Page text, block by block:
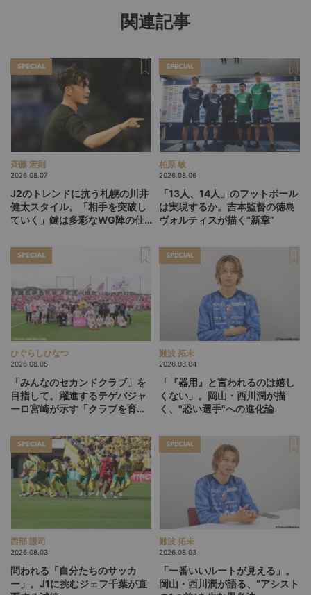
関連記事
SPECIAL
斉藤 宏則
2026.08.07
J2のトレンドに抗う札幌の川井
健太スタイル。「相手を突破し
ていく」鍵は多彩なWG陣の仕
SPECIAL
柏原 敏
2026.08.06
「13人、14人」のフットボール
は実現するか。吉本監督の徳島
ヴォルティスが描く“新章”
SPECIAL
ひぐらしひなつ
2026.08.05
「みんなのセカンドクラブ」を
目指して。躍進するテゲバジャ
ーロ宮崎が示す「クラブを育て
SPECIAL
難波 拓未
2026.08.04
「『器用』と言われるのは嬉し
くない」。岡山・西川潤が描
く、"恐い選手"への進化論
SPECIAL
西部 謙司
2026.08.03
問われる「自分たちのサッカ
ー」。J1に挑むジェフ千葉が直
SPECIAL
難波 拓未
2026.08.03
「一番いいルートが見える」。
岡山・西川潤が語る、“アシスト